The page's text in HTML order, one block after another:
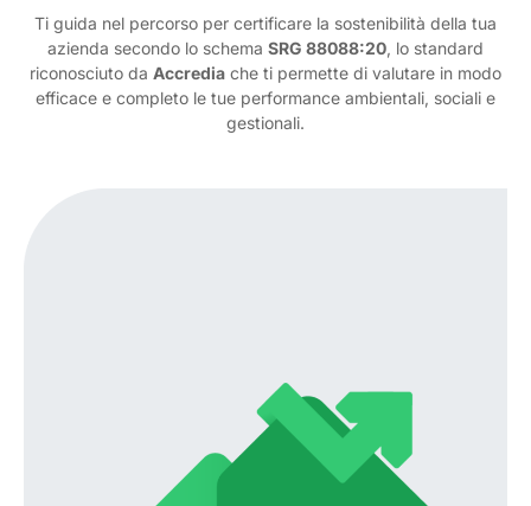
Ti guida nel percorso per certificare la sostenibilità della tua
azienda secondo lo schema SRG 88088:20, lo standard
riconosciuto da Accredia che ti permette di valutare in modo
efficace e completo le tue performance ambientali, sociali e
gestionali.